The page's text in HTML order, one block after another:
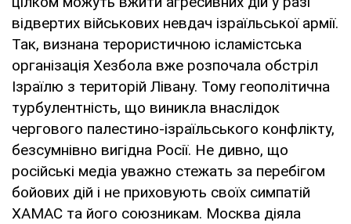
відвертих військових невдач ізраїльської армії.
Так, визнана терористичною ісламістська
організація Хезбола вже розпочала обстріл
Ізраїлю з територій Лівану. Тому геополітична
турбулентність, що виникла внаслідок
чергового палестино-ізраїльського конфлікту,
безсумнівно вигідна Росії. Не дивно, що
російські медіа уважно стежать за перебігом
бойових дій і не приховують своїх симпатій
ХАМАС та його союзникам. Москва діяла